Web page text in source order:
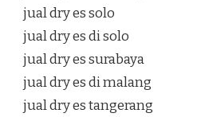
jual dry es solo
jual dry es di solo
jual dry es surabaya
jual dry es di malang
jual dry es tangerang